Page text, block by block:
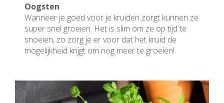
Oogsten
Wanneer je goed voor je kruiden zorgt kunnen ze
super snel groeien. Het is slim om ze op tijd te
snoeien, zo zorg je er voor dat het kruid de
mogelijkheid krijgt om nog meer te groeien!